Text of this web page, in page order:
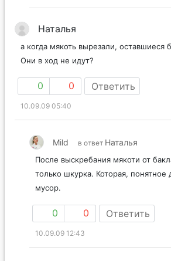
Наталья
а когда мякоть вырезали, оставшиеся
Они в ход не идут?
0 0 Ответить
10.09.09 05:40
Mild в ответ Наталья
После выскребания мякоти от
только шкурка. Которая, понятное
мусор.
0 0 Ответить
10.09.09 12:43